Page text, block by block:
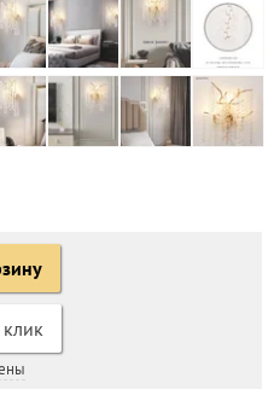
клик